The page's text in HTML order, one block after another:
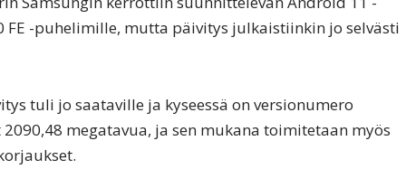
FE -puhelimille, mutta päivitys julkaistiinkin jo selvästi
tuli jo saataville ja kyseessä on versionumero
megatavua, ja sen mukana toimitetaan myös